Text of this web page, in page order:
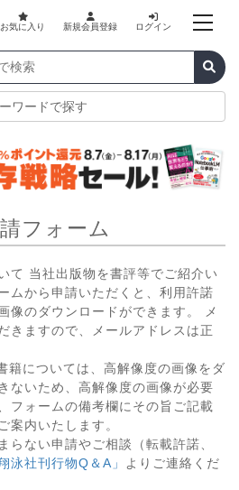
お気に入り 新規会員登録 ログイン
ワードで探す
フォーム
て 当社出版物を書評等でご紹介い
ムから申請いただくと、利用許諾
像のダウンロードができます。 メ
きますので、メールアドレスは正
については、高解像度の画像をダ
ないため、高解像度の画像が必要
フォームの備考欄にその旨ご記載
案内いたします。
らない申請やご相談（転載許諾、
翔泳社刊行物Q＆A」
よりご連絡くだ